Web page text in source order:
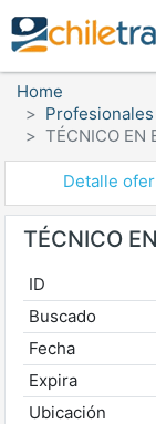
Home
TÉCNICO EN
Detalle
TÉCNICO
ID
Buscado
Fecha
Expira
Ubicación